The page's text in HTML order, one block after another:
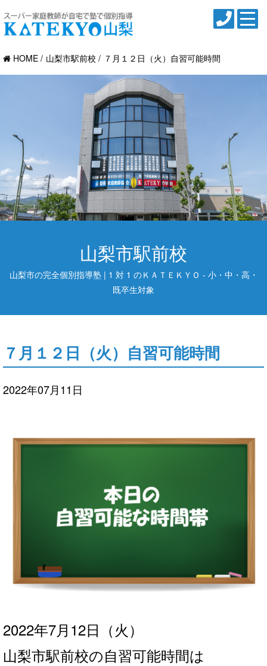
HOME 山梨市駅前校 ７月１２日（火）自習可能時間
山梨市駅前校
山梨市の完全個別指導塾 | 1 対 1 のＫＡＴＥＫＹＯ - 小・中・高・
既卒生対象
７月１２日（火）自習可能時間
2022年07月11日
2022年7月12日 （火）
山梨市駅前校の自習可能時間は